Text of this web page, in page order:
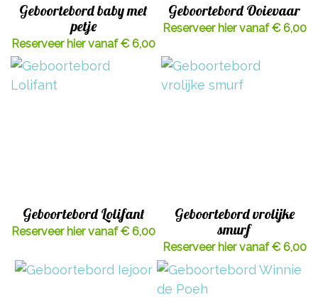
Geboortebord baby met
petje
Reserveer hier vanaf € 6,00
Geboortebord Ooievaar
Reserveer hier vanaf € 6,00
Geboortebord Lolifant
Reserveer hier vanaf € 6,00
Geboortebord vrolijke
smurf
Reserveer hier vanaf € 6,00